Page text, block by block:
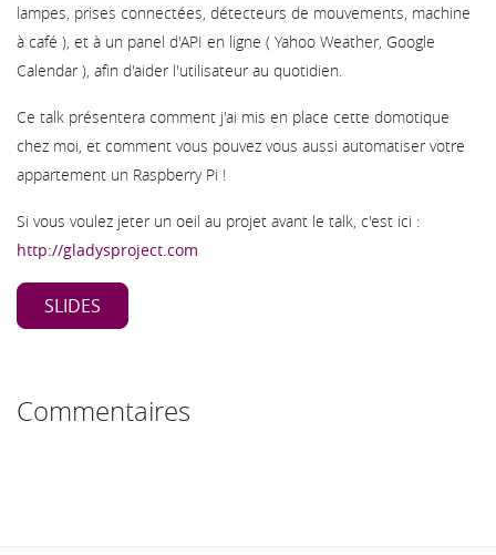
lampes, prises connectées, détecteurs de mouvements, machine
à café ), et à un panel d'API en ligne ( Yahoo Weather, Google
Calendar ), afin d'aider l'utilisateur au quotidien.
Ce talk présentera comment j'ai mis en place cette domotique
chez moi, et comment vous pouvez vous aussi automatiser votre
appartement un Raspberry Pi !
Si vous voulez jeter un oeil au projet avant le talk, c'est ici :
http://gladysproject.com
SLIDES
Commentaires